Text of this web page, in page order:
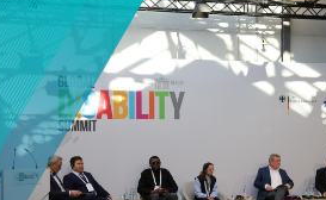
werden wird, und die 10-Millionen
Jahr 2041. Seit der Einführung der
Personenfreizügigkeit mit der EU
die Schweizer Bevölkerung um
Personen gewachsen,
durch die damit vereinfachte
will die SVP nun mit ihrer